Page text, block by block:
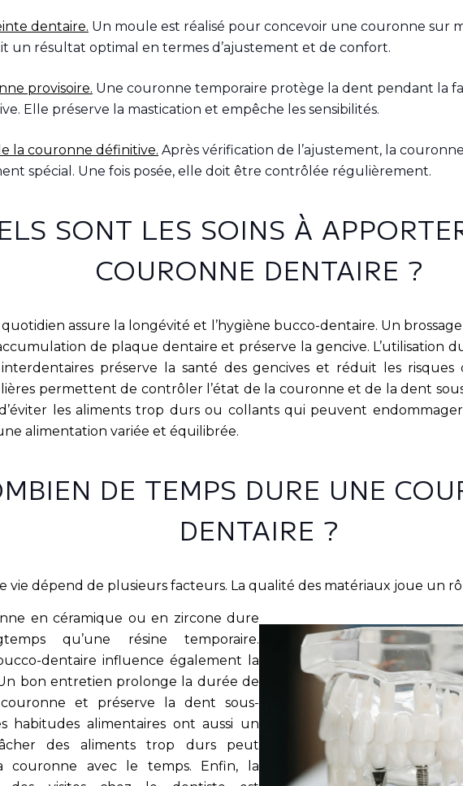
dentaire. Un moule est réalisé pour concevoir une couronne sur
un résultat optimal en termes d’ajustement et de confort.
provisoire. Une couronne temporaire protège la dent pendant la
Elle préserve la mastication et empêche les sensibilités.
la couronne définitive. Après vérification de l’ajustement, la
spécial. Une fois posée, elle doit être contrôlée régulièrement.
SONT LES SOINS À
COURONNE DENTAIRE ?
quotidien assure la longévité et l’hygiène bucco-dentaire. Un
de plaque dentaire et préserve la gencive. L’utilisation
préserve la santé des gencives et réduit les risques
permettent de contrôler l’état de la couronne et de la dent
les aliments trop durs ou collants qui peuvent
alimentation variée et équilibrée.
DE TEMPS DURE UNE
DENTAIRE ?
vie dépend de plusieurs facteurs. La qualité des matériaux joue un
en céramique ou en zircone dure
qu’une résine temporaire.
dentaire influence également la
bon entretien prolonge la durée de
et préserve la dent sous-
habitudes alimentaires ont aussi un
des aliments trop durs peut
couronne avec le temps. Enfin, la